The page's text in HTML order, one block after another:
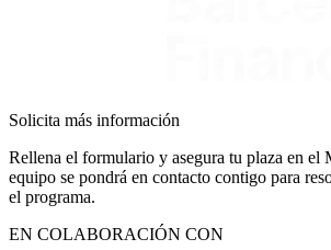
Solicita más información
Rellena el formulario y asegura tu plaza en el
equipo se pondrá en contacto contigo para
el programa.
EN COLABORACIÓN CON